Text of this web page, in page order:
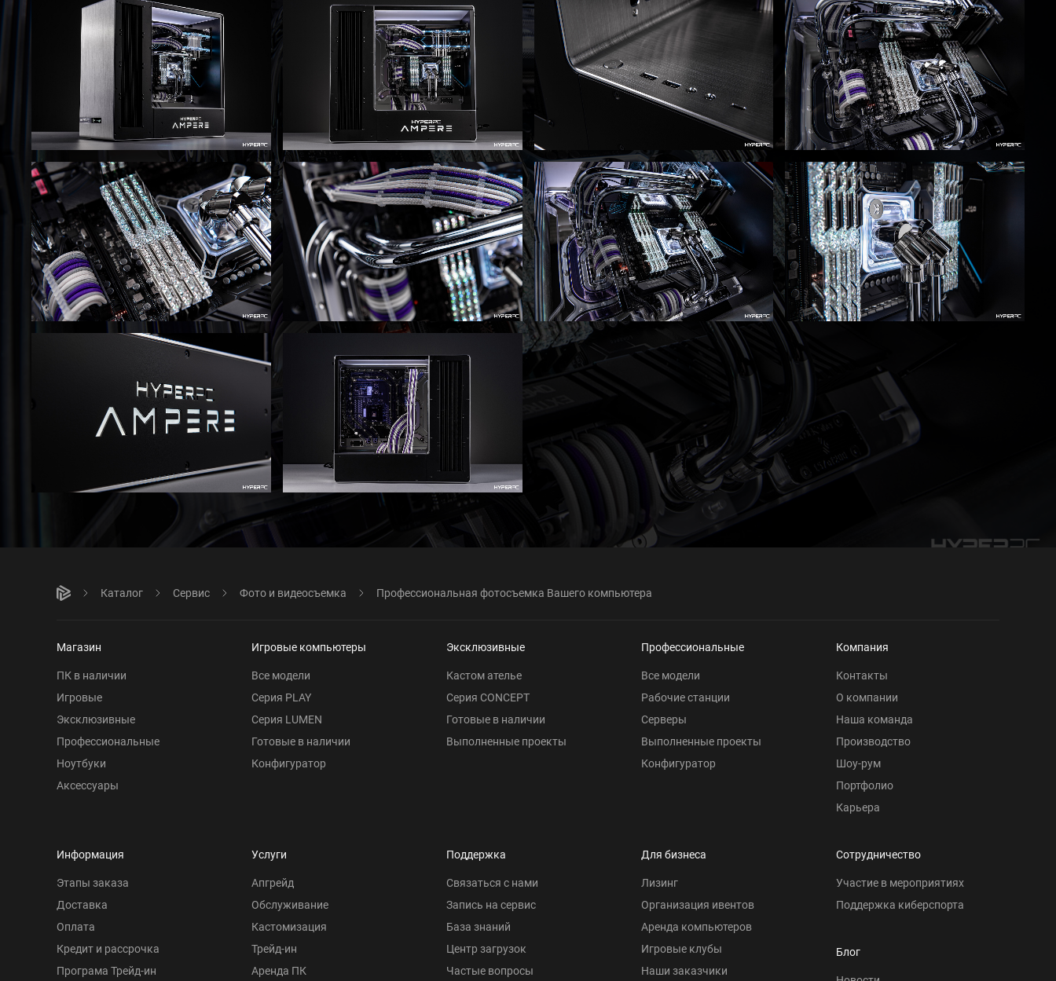
Каталог Сервис Фото и видеосъемка Профессиональная фотосъемка Вашего компьютера
Магазин
ПК в наличии
Игровые
Эксклюзивные
Профессиональные
Ноутбуки
Аксессуары
Игровые компьютеры
Все модели
Серия PLAY
Серия LUMEN
Готовые в наличии
Конфигуратор
Эксклюзивные
Кастом ателье
Серия CONCEPT
Готовые в наличии
Выполненные проекты
Профессиональные
Все модели
Рабочие станции
Серверы
Выполненные проекты
Конфигуратор
Компания
Контакты
О компании
Наша команда
Производство
Шоу-рум
Портфолио
Карьера
Информация
Этапы заказа
Доставка
Оплата
Кредит и рассрочка
Програма Трейд-ин
Услуги
Апгрейд
Обслуживание
Кастомизация
Трейд-ин
Аренда ПК
Поддержка
Связаться с нами
Запись на сервис
База знаний
Центр загрузок
Частые вопросы
Для бизнеса
Лизинг
Организация ивентов
Аренда компьютеров
Игровые клубы
Наши заказчики
Сотрудничество
Участие в мероприятиях
Поддержка киберспорта
Блог